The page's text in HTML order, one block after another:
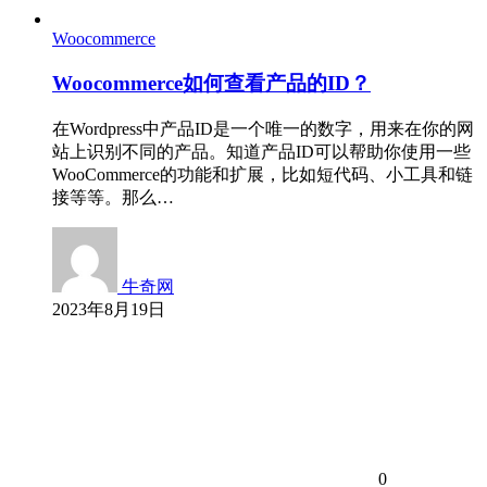
Woocommerce
Woocommerce如何查看产品的ID？
在Wordpress中产品ID是一个唯一的数字，用来在你的网
站上识别不同的产品。知道产品ID可以帮助你使用一些
WooCommerce的功能和扩展，比如短代码、小工具和链
接等等。那么…
牛奇网
2023年8月19日
0